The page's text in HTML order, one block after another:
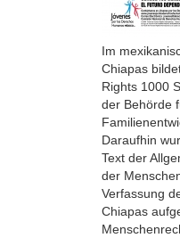
Im
Chiapas
Rights 1000
der Behörde
Daraufhin
Text der
der
Verfassung
Chiapas